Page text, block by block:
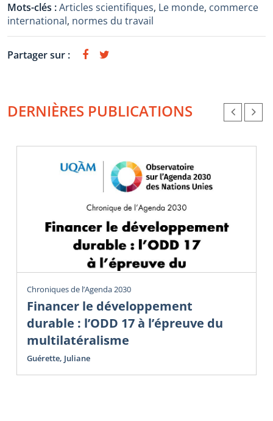
Mots-clés :Articles scientifiques, Le monde, commerce
international, normes du travail
Partager sur :
DERNIÈRES PUBLICATIONS
Chroniques de l’Agenda 2030
Financer le développement
durable : l’ODD 17 à l’épreuve du
multilatéralisme
Guérette, Juliane